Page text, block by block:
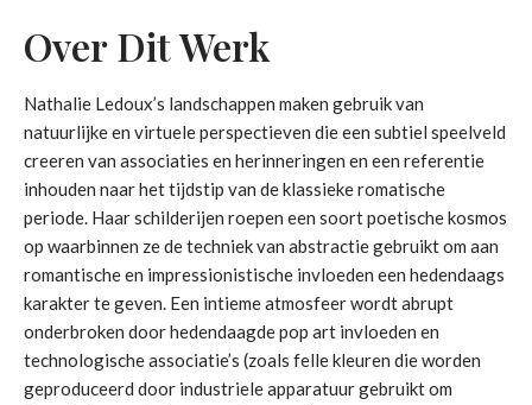
Over Dit Werk
Nathalie Ledoux’s landschappen maken gebruik van
natuurlijke en virtuele perspectieven die een subtiel speelveld
creeren van associaties en herinneringen en een referentie
inhouden naar het tijdstip van de klassieke romatische
periode. Haar schilderijen roepen een soort poetische kosmos
op waarbinnen ze de techniek van abstractie gebruikt om aan
romantische en impressionistische invloeden een hedendaags
karakter te geven. Een intieme atmosfeer wordt abrupt
onderbroken door hedendaagde pop art invloeden en
technologische associatie’s (zoals felle kleuren die worden
geproduceerd door industriele apparatuur gebruikt om